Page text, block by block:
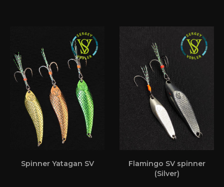
Spinner Yatagan SV
Flamingo SV spinner
(Silver)